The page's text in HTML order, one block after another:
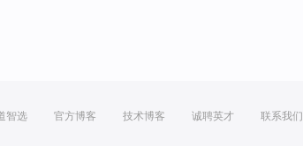
智选 官方博客 技术博客 诚聘英才 联系我们